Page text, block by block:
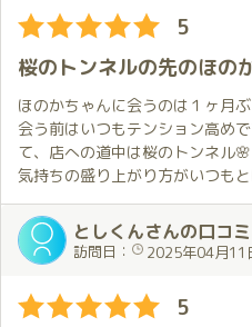
今回もあっという間に時間が過
次に会う約束はしてあるのでそ
こうと思います😄。
進化していくさまは何度もお会
せん。
お店の入り口から待合室も高級
接客を受けるワクワク感を与え
また伺いたいです。
5
桜のトンネルの先のほの
ほのかちゃんに会うのは１ヶ月ぶ
会う前はいつもテンション高め
て、店への道中は桜のトンネル🌸
気持ちの盛り上がり方がいつも
しかも、そこを抜けて店に入っ
ん💕
もう最高のシチュエーションです
今日のほのかちゃんはレースクイ
これが僕の想像をはるかに超え
としくんさんの口コミ
訪問日： 2025年04月11
5